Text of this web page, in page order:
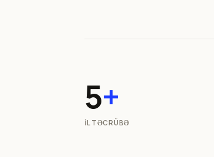
5+
İL TƏCRÜBƏ